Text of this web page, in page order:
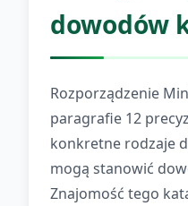
dowodów
Rozporządzenie
paragrafie 12
konkretne rodzaje
mogą stanowić
Znajomość tego